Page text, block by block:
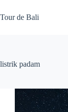
to
content
Tour de Bali
listrik padam